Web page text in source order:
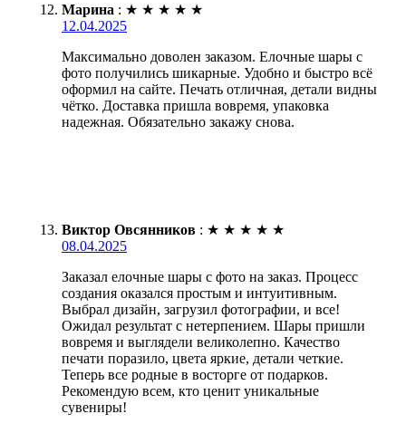
Марина : ★ ★ ★ ★ ★
12.04.2025
Максимально доволен заказом. Елочные шары с
фото получились шикарные. Удобно и быстро всё
оформил на сайте. Печать отличная, детали видны
чётко. Доставка пришла вовремя, упаковка
надежная. Обязательно закажу снова.
Виктор Овсянников : ★ ★ ★ ★ ★
08.04.2025
Заказал елочные шары с фото на заказ. Процесс
создания оказался простым и интуитивным.
Выбрал дизайн, загрузил фотографии, и все!
Ожидал результат с нетерпением. Шары пришли
вовремя и выглядели великолепно. Качество
печати поразило, цвета яркие, детали четкие.
Теперь все родные в восторге от подарков.
Рекомендую всем, кто ценит уникальные
сувениры!